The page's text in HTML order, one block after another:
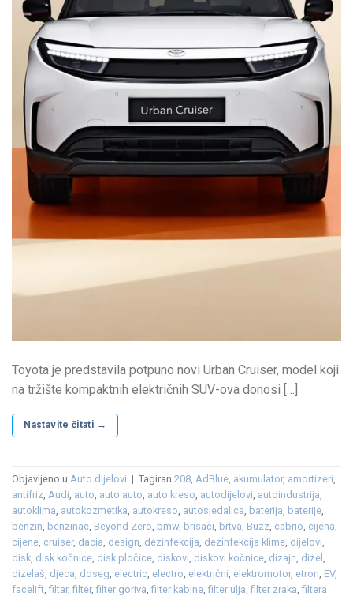
Toyota je predstavila potpuno novi Urban Cruiser, model koji
na tržište kompaktnih električnih SUV-ova donosi […]
Nastavite čitati →
Objavljeno u Auto dijelovi | Tagiran 208, AdBlue, akumulator, amortizeri,
antifriz, Audi, auto, auto auto, auto kreso, autodijelovi, autoindustrija,
autoklima, autokozmetika, autokreso, autosjedalica, baterija, baterije,
benzin, benzinac, Beyond Zero, bmw, brisači, brtva, Buzz, cabrio, cijena,
cijene, cruiser, dacia, design, dezinfekcija, dezinfekcija klime, dijelovi,
disk, disk kočnice, disk pločice, diskovi, diskovi kočnice, dizajn, dizel ,
dizelaš, djeca, doseg, electric, electro, električni, elektromotor, etron, EV,
facelift,filtar,filter,filter goriva,filter kabine,filter ulja,filter zraka,filtera